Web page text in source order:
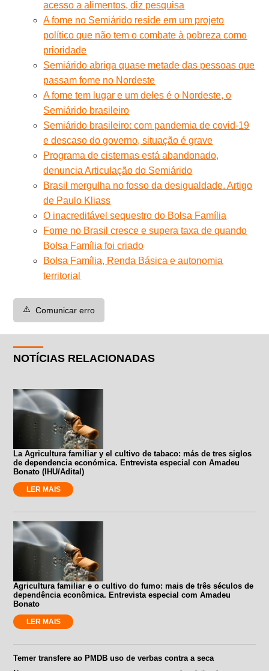
acesso a alimentos, diz pesquisa
A fome no Semiárido reside em um projeto
político que não tem o combate à pobreza como
prioridade
Semiárido abriga quase metade das pessoas que
passam fome no Nordeste
A fome tem lugar e um deles é o Nordeste, o
Semiárido brasileiro
Semiárido brasileiro: com pandemia de covid-19
e descaso do governo, situação é grave
Programa de cisternas está abandonado,
denuncia Articulação do Semiárido
Brasil mergulha no fosso da desigualdade. Artigo
de Paulo Kliass
O inacreditável sequestro do Bolsa Família
Fome no Brasil cresce e supera taxa de quando
Bolsa Família foi criado
Bolsa Família, Renda Básica e autonomia
territorial
⚠️ Comunicar erro
NOTÍCIAS RELACIONADAS
La Agricultura familiar y el cultivo de tabaco: más de tres siglos
de dependencia económica. Entrevista especial con Amadeu
Bonato (IHU/Adital)
LER MAIS
Agricultura familiar e o cultivo do fumo: mais de três séculos de
dependência econômica. Entrevista especial com Amadeu
Bonato
LER MAIS
Temer transfere ao PMDB uso de verbas contra a seca